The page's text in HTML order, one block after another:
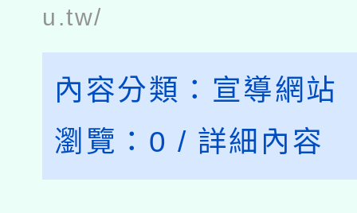
u.tw/
內容分類： 宣導網站
瀏覽： 0 / 詳細內容